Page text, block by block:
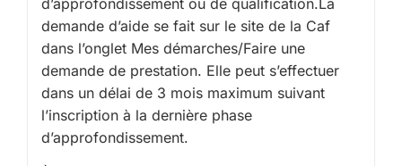
d’approfondissement ou de qualification.La
demande d’aide se fait sur le site de la Caf
dans l’onglet Mes démarches/Faire une
demande de prestation. Elle peut s’effectuer
dans un délai de 3 mois maximum suivant
l’inscription à la dernière phase
d’approfondissement.